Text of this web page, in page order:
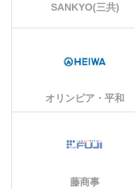
SANKYO(三共)
オリンピア・平和
藤商事